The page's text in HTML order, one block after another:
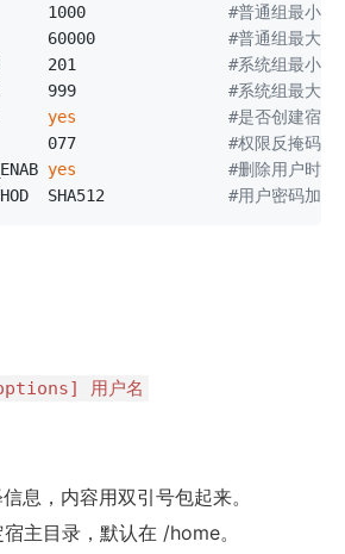
1000 #普通组最小
60000 #普通组最大
201 #系统组最小
999 #系统组最大
yes
#是否创建宿
077 #权限反掩码
yes
#删除用户时是
SHA512 #用户密码加密
用户名
息，内容用双引号包起来。
主目录，默认在 /home。